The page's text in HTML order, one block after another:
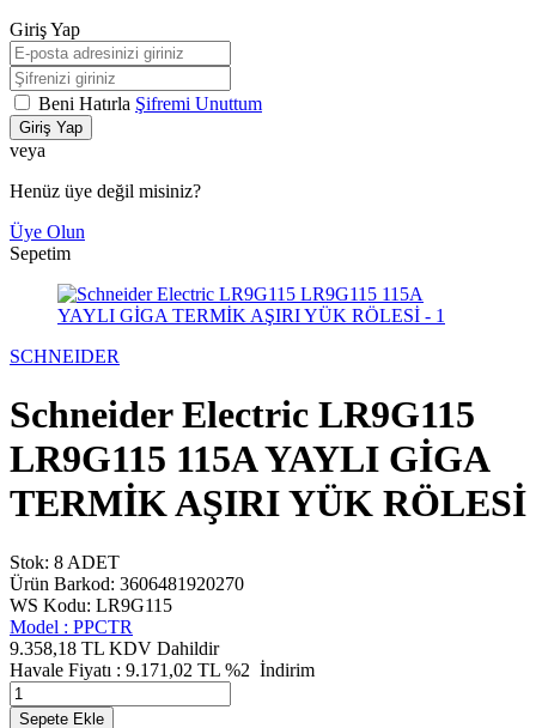
Giriş Yap
Beni Hatırla Şifremi Unuttum
Giriş Yap
veya
Henüz üye değil misiniz?
Üye Olun
Sepetim
SCHNEIDER
Schneider Electric LR9G115
LR9G115 115A YAYLI GİGA
TERMİK AŞIRI YÜK RÖLESİ
Stok: 8 ADET
Ürün Barkod: 3606481920270
WS Kodu: LR9G115
Model : PPCTR
9.358,18 TL KDV Dahildir
Havale Fiyatı : 9.171,02 TL %2 İndirim
Sepete Ekle